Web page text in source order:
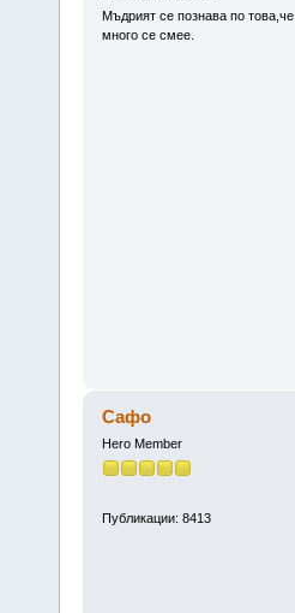
Мъдрият се познава по това,че
много се смее.
Сафо
Hero Member
Публикации: 8413